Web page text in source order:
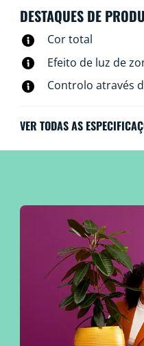
DESTAQUES DE
Cor total
Efeito de luz de
Controlo através
VER TODAS AS